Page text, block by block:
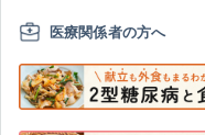
医療関係者の方へ